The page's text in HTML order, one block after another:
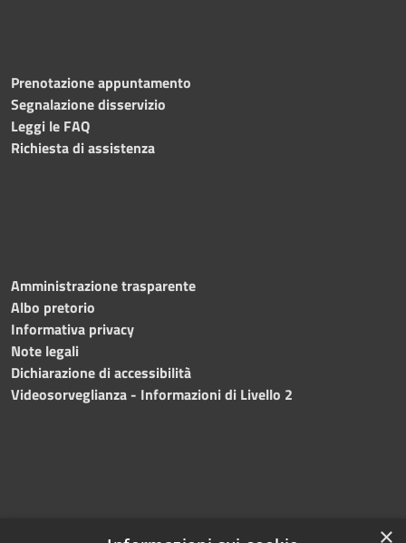
Prenotazione appuntamento
Segnalazione disservizio
Leggi le FAQ
Richiesta di assistenza
Amministrazione trasparente
Albo pretorio
Informativa privacy
Note legali
Dichiarazione di accessibilità
Videosorveglianza - Informazioni di Livello 2
×